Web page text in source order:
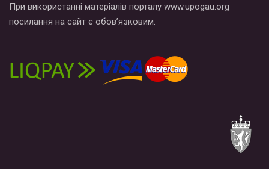
При використанні матеріалів порталу www.upogau.org
посилання на сайт є обов’язковим.